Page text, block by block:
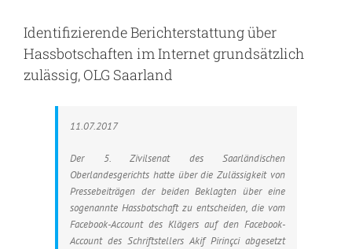
Identifizierende Berichterstattung über
Hassbotschaften im Internet grundsätzlich
zulässig, OLG Saarland
11.07.2017
Der 5. Zivilsenat des Saarländischen
Oberlandesgerichts hatte über die Zulässigkeit von
Pressebeiträgen der beiden Beklagten über eine
sogenannte Hassbotschaft zu entscheiden, die vom
Facebook-Account des Klägers auf den Facebook-
Account des Schriftstellers Akif Pirinçci abgesetzt